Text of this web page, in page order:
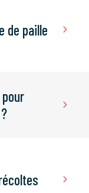
de paille